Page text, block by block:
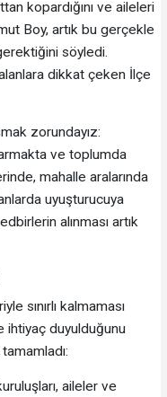
kopardığını ve aileleri
Boy, artık bu gerçekle
söyledi.
dikkat çeken İlçe
zorundayız:
ve toplumda
mahalle aralarında
uyuşturucuya
alınması artık
sınırlı kalmaması
duyulduğunu
aileler ve